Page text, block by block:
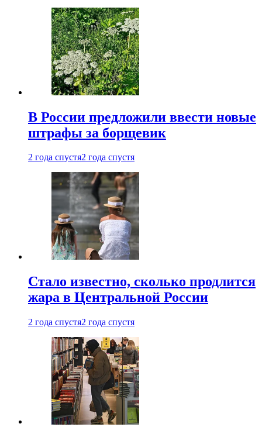
В России предложили ввести новые
штрафы за борщевик
2 года спустя2 года спустя
Стало известно, сколько продлится
жара в Центральной России
2 года спустя2 года спустя